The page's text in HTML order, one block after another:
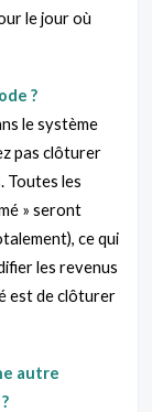
le jour où
?
le système
pas clôturer
Toutes les
» seront
ce qui
les revenus
est de clôturer
autre